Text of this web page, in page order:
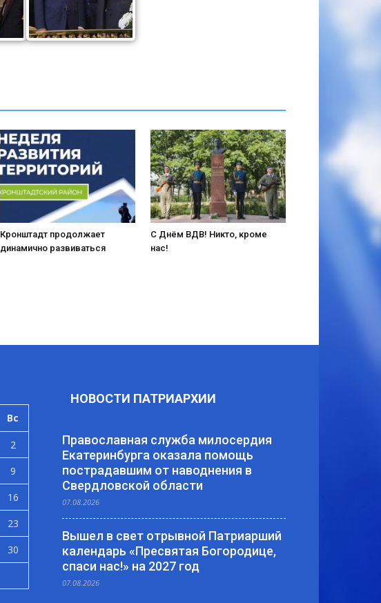
Кронштадт продолжает
динамично развиваться
С Днём ВДВ! Никто, кроме
нас!
Вс
2
9
16
23
30
НОВОСТИ ПАТРИАРХИИ
Православная служба милосердия
Екатеринбурга оказала помощь
пострадавшим от наводнения в
Свердловской области
07.08.2026
Вышел в свет отрывной Патриарший
календарь «Пресвятая Богородице,
спаси нас!» на 2027 год
07.08.2026